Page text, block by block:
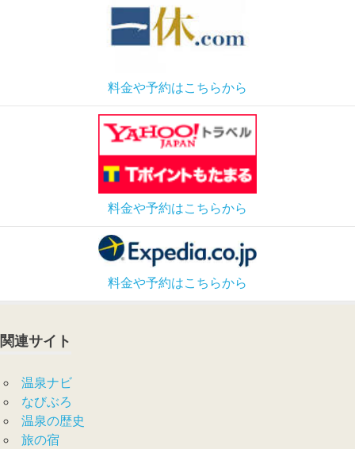
料金や予約はこちらから
料金や予約はこちらから
料金や予約はこちらから
関連サイト
温泉ナビ
なびぶろ
温泉の歴史
旅の宿